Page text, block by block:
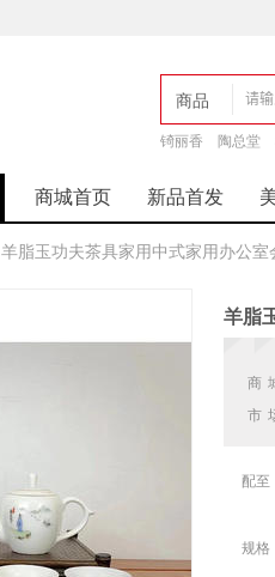
商品
店铺
锜丽香 陶总堂
商城首页 新品首发
羊脂玉功夫茶具家用中式家用办公
羊脂
商
市
配至
规格